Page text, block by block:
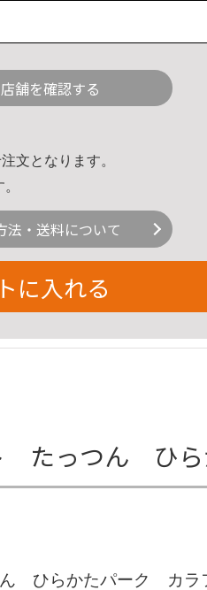
舗を確認する
文となります。
法・送料について
に入れる
たっつん ひ
ひらかたパーク カラ